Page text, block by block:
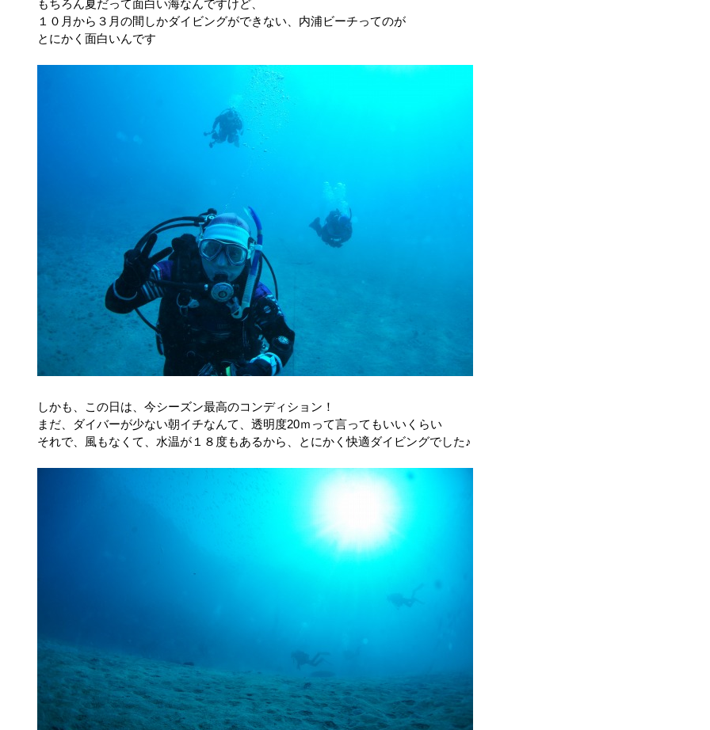
もちろん夏だって面白い海なんですけど、
１０月から３月の間しかダイビングができない、内浦ビーチってのが
とにかく面白いんです
しかも、この日は、今シーズン最高のコンディション！
まだ、ダイバーが少ない朝イチなんて、透明度20ｍって言ってもいいくらい
それで、風もなくて、水温が１８度もあるから、とにかく快適ダイビングでした♪